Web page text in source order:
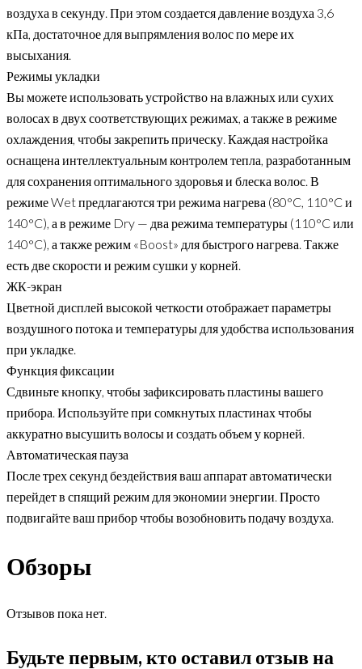
воздуха в секунду. При этом создается давление воздуха 3,6
кПа, достаточное для выпрямления волос по мере их
высыхания.
Режимы укладки
Вы можете использовать устройство на влажных или сухих
волосах в двух соответствующих режимах, а также в режиме
охлаждения, чтобы закрепить прическу. Каждая настройка
оснащена интеллектуальным контролем тепла, разработанным
для сохранения оптимального здоровья и блеска волос. В
режиме Wet предлагаются три режима нагрева (80°C, 110°C и
140°C), а в режиме Dry — два режима температуры (110°C или
140°C), а также режим «Boost» для быстрого нагрева. Также
есть две скорости и режим сушки у корней.
ЖК-экран
Цветной дисплей высокой четкости отображает параметры
воздушного потока и температуры для удобства использования
при укладке.
Функция фиксации
Сдвиньте кнопку, чтобы зафиксировать пластины вашего
прибора. Используйте при сомкнутых пластинах чтобы
аккуратно высушить волосы и создать объем у корней.
Автоматическая пауза
После трех секунд бездействия ваш аппарат автоматически
перейдет в спящий режим для экономии энергии. Просто
подвигайте ваш прибор чтобы возобновить подачу воздуха.
Обзоры
Отзывов пока нет.
Будьте первым, кто оставил отзыв на